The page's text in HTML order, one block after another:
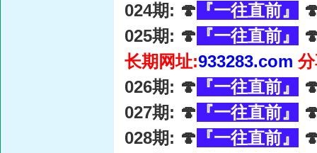
024期: 🍄 『一往直前』
025期: 🍄 『一往直前』
长期网址:933283.com
026期: 🍄 『一往直前』
027期: 🍄 『一往直前』
028期: 🍄 『一往直前』